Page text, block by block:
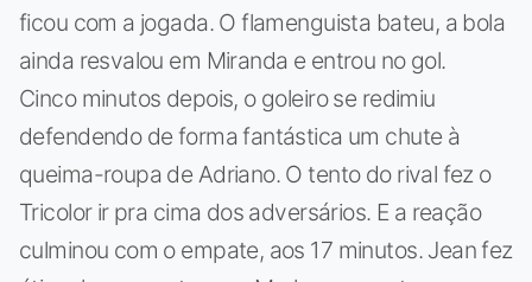
ficou com a jogada. O flamenguista bateu, a bola
ainda resvalou em Miranda e entrou no gol.
Cinco minutos depois, o goleiro se redimiu
defendendo de forma fantástica um chute à
queima-roupa de Adriano. O tento do rival fez o
Tricolor ir pra cima dos adversários. E a reação
culminou com o empate, aos 17 minutos. Jean fez